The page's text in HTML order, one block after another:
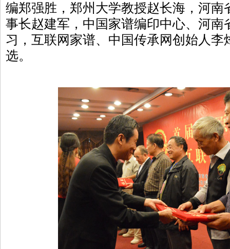
编郑强胜，郑州大学教授赵长海，河南
事长赵建军，中国家谱编印中心、河南
习，互联网家谱、中国传承网创始人李
选。